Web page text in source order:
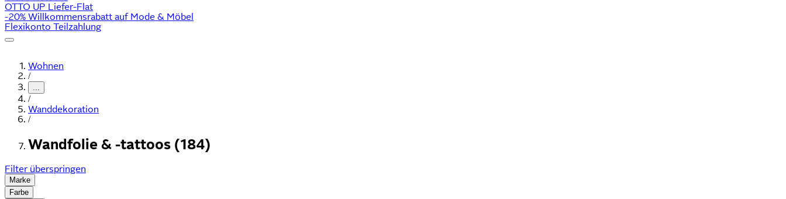
OTTO UP Liefer-Flat
-20% Willkommensrabatt auf Mode & Möbel
Flexikonto Teilzahlung
Wohnen
/
...
/
Wanddekoration
/
Wandfolie & -tattoos (184)
Filter überspringen
Marke
Farbe